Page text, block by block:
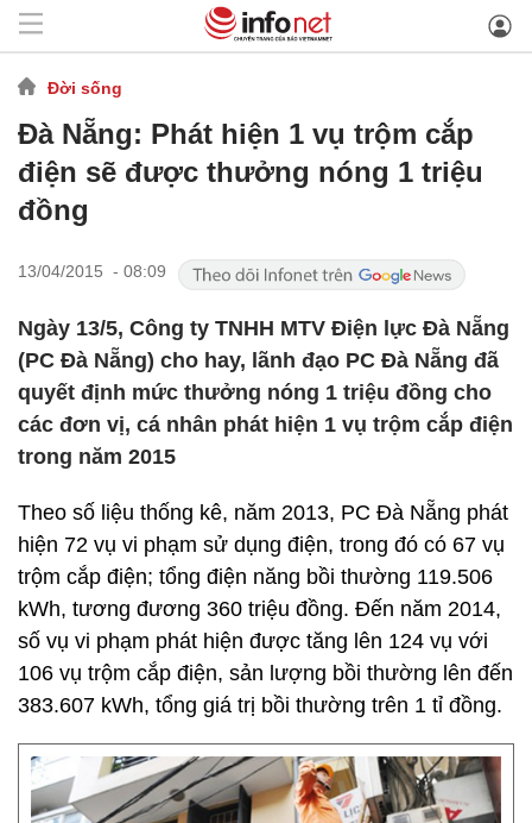
Đời sống
Đà Nẵng: Phát hiện 1 vụ trộm cắp
điện sẽ được thưởng nóng 1 triệu
đồng
13/04/2015 - 08:09
Ngày 13/5, Công ty TNHH MTV Điện lực Đà Nẵng
(PC Đà Nẵng) cho hay, lãnh đạo PC Đà Nẵng đã
quyết định mức thưởng nóng 1 triệu đồng cho
các đơn vị, cá nhân phát hiện 1 vụ trộm cắp điện
trong năm 2015
Theo số liệu thống kê, năm 2013, PC Đà Nẵng phát
hiện 72 vụ vi phạm sử dụng điện, trong đó có 67 vụ
trộm cắp điện; tổng điện năng bồi thường 119.506
kWh, tương đương 360 triệu đồng. Đến năm 2014,
số vụ vi phạm phát hiện được tăng lên 124 vụ với
106 vụ trộm cắp điện, sản lượng bồi thường lên đến
383.607 kWh, tổng giá trị bồi thường trên 1 tỉ đồng.